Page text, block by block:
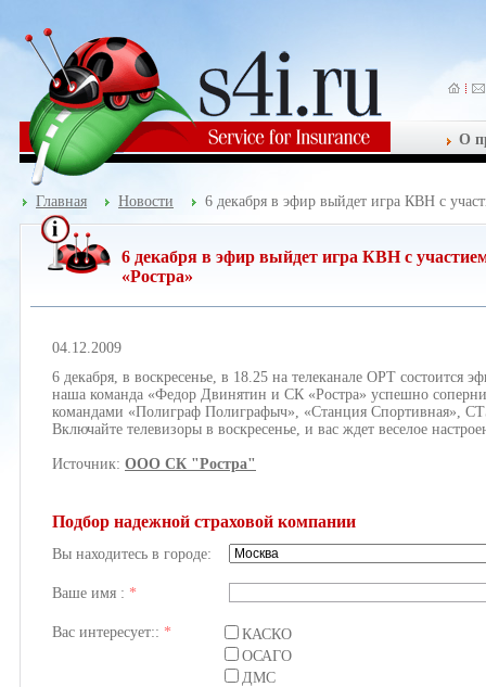
О
Главная Новости 6 декабря в эфир выйдет игра КВН с
6 декабря в эфир выйдет игра КВН с
«Ростра»
04.12.2009
6 декабря, в воскресенье, в 18.25 на телеканале ОРТ состоится
наша команда «Федор Двинятин и СК «Ростра» успешно
командами «Полиграф Полиграфыч», «Станция Спортивная»,
Включайте телевизоры в воскресенье, и вас ждет веселое
Источник: ООО СК "Ростра"
Подбор надежной страховой компании
Вы находитесь в городе:
Ваше имя : *
Вас интересует:: *
КАСКО
ОСАГО
ДМС